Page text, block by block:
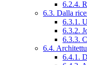
6.2.4.
6.3. Dalla
6.3.1.
6.3.2.
6.3.3.
6.4.
6.4.1.